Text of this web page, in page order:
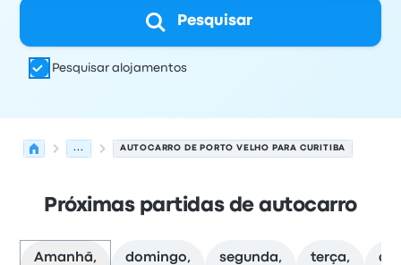
Pesquisar
Pesquisar alojamentos
... AUTOCARRO DE PORTO VELHO PARA CURITIBA
Próximas partidas de autocarro
Amanhã,
domingo,
segunda,
terça,